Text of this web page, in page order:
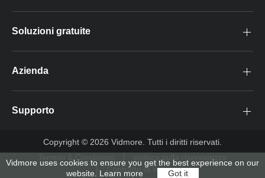
Soluzioni gratuite
Azienda
Supporto
Copyright © 2026 Vidmore. Tutti i diritti riservati.
Contratto di licenza
Vidmore uses cookies to ensure you get the best experience on our
website. Learn more Got it